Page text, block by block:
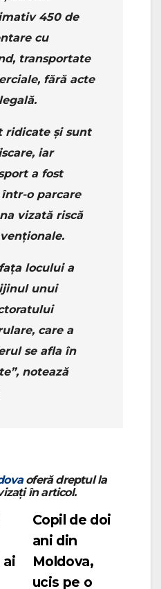
450 de
cu
transportate
fără acte
ridicate și sunt
iar
a fost
o parcare
vizată riscă
locului a
unui
care a
se afla în
notează
oferă dreptul la
în articol.
Copil de doi
ani din
Moldova,
ucis pe o
ai